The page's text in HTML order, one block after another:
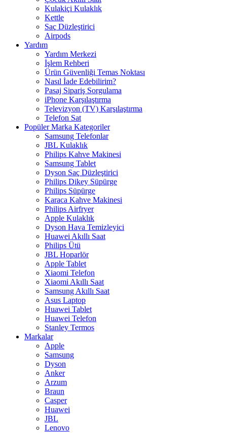
Kulakiçi Kulaklık
Kettle
Saç Düzleştirici
Airpods
Yardım
Yardım Merkezi
İşlem Rehberi
Ürün Güvenliği Temas Noktası
Nasıl İade Edebilirim?
Pasaj Sipariş Sorgulama
iPhone Karşılaştırma
Televizyon (TV) Karşılaştırma
Telefon Sat
Popüler Marka Kategoriler
Samsung Telefonlar
JBL Kulaklık
Philips Kahve Makinesi
Samsung Tablet
Dyson Saç Düzleştirici
Philips Dikey Süpürge
Philips Süpürge
Karaca Kahve Makinesi
Philips Airfryer
Apple Kulaklık
Dyson Hava Temizleyici
Huawei Akıllı Saat
Philips Ütü
JBL Hoparlör
Apple Tablet
Xiaomi Telefon
Xiaomi Akıllı Saat
Samsung Akıllı Saat
Asus Laptop
Huawei Tablet
Huawei Telefon
Stanley Termos
Markalar
Apple
Samsung
Dyson
Anker
Arzum
Braun
Casper
Huawei
JBL
Lenovo